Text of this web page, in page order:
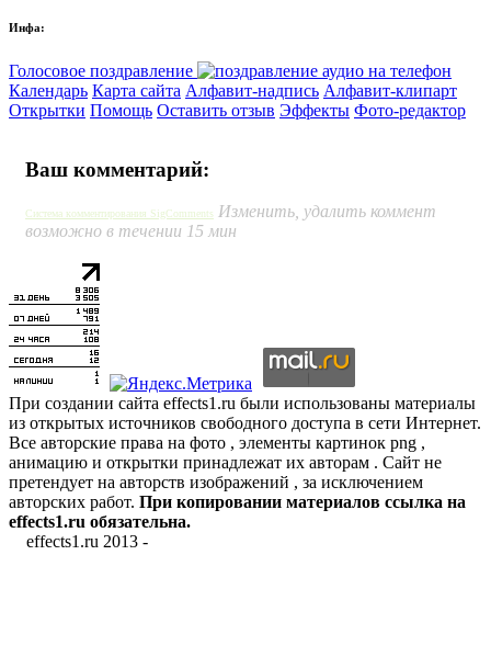
Инфа:
Голосовое поздравление
Календарь Карта сайта Алфавит-надпись Алфавит-клипарт
Открытки Помощь Оставить отзыв Эффекты Фото-редактор
Ваш комментарий:
Система комментирования SigComments Изменить, удалить коммент
возможно в течении 15 мин
При создании сайта effects1.ru были использованы материалы
из открытых источников свободного доступа в сети Интернет.
Все авторские права на фото , элементы картинок png ,
анимацию и открытки принадлежат их авторам . Сайт не
претендует на авторств изображений , за исключением
авторских работ. При копировании материалов ссылка на
effects1.ru обязательна.
effects1.ru 2013 -